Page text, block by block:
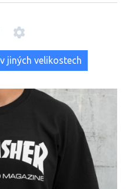
jiných velikostech